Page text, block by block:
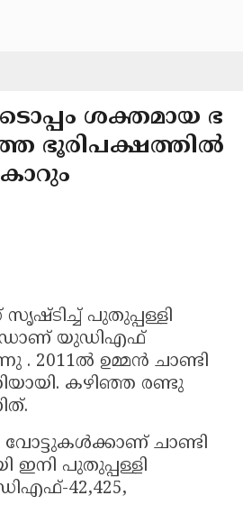
ശക്തമായ ഭ
ഭൂരിപക്ഷത്തില്‍
പുതുപ്പള്ളി
ലീഡാണ് യുഡിഎഫ്
. 2011ല്‍ ഉമ്മന്‍ ചാണ്ടി
കഴിഞ്ഞ രണ്ടു
വോട്ടുകള്‍ക്കാണ് ചാണ്ടി
ഇനി പുതുപ്പള്ളി
42,425,